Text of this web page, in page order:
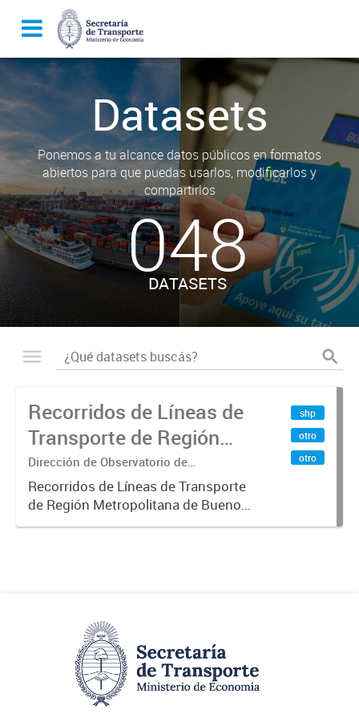
Datasets
Ponemos a tu alcance datos públicos en formatos
abiertos para que puedas usarlos, modificarlos y
compartirlos
048
DATASETS
Recorridos de Líneas de
Transporte de Región
Metropolitana de
Buenos Aires (RMBA)
Dirección de Observatorio de
Transporte, Estudio y Sistemas
Recorridos de Líneas de Transporte
de Región Metropolitana de Buenos
Aires (RMBA).-
shp
otro
otro